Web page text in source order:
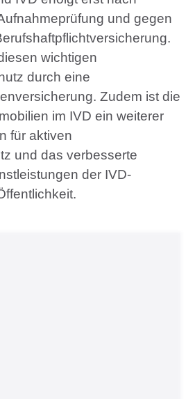
und gegen
wichtigen
durch eine
Zudem ist die
im IVD ein weiterer
für aktiven
und das verbesserte
der IVD-